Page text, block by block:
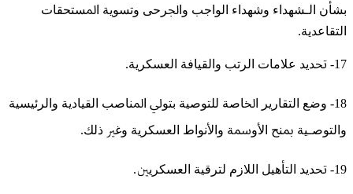
ﺑﺸﺄﻥ ﺍﻟـﺸﻬﺪﺍﺀ ﻭﺷﻬﺪﺍﺀ ﺍﻟﻮﺍﺟﺐ ﻭﺍﳉﺮﺣﻰ ﻭﺗﺴﻮﻳﺔ ﺍﳌﺴﺘﺤﻘﺎﺕ
ﺍﻟﺘﻘﺎﻋﺪﻳﺔ.
17- ﲢﺪﻳﺪ ﻋﻼﻣﺎﺕ ﺍﻟﺮﺗﺐ ﻭﺍﻟﻘﻴﺎﻓﺔ ﺍﻟﻌﺴﻜﺮﻳﺔ.
18- ﻭﺿﻊ ﺍﻟﺘﻘﺎﺭﻳﺮ ﺍﳋﺎﺻﺔ ﻟﻠﺘﻮﺻﻴﺔ ﺑﺘﻮﱄ ﺍﳌﻨﺎﺻﺐ ﺍﻟﻘﻴﺎﺩﻳﺔ ﻭﺍﻟﺮﺋﻴﺴﻴﺔ
ﻭﺍﻟﺘﻮﺻـﻴﺔ ﲟﻨﺢ ﺍﻷﻭﲰﺔ ﻭﺍﻷﻧﻮﺍﻁ ﺍﻟﻌﺴﻜﺮﻳﺔ ﻭﻏﲑ ﺫﻟﻚ.
19- ﲢﺪﻳﺪ ﺍﻟﺘﺄﻫﻴﻞ ﺍﻟﻼﺯﻡ ﻟﺘﺮﻗﻴﺔ ﺍﻟﻌﺴﻜﺮﻳﲔ.